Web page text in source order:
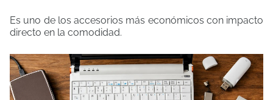
Es uno de los accesorios más económicos con impacto
directo en la comodidad.